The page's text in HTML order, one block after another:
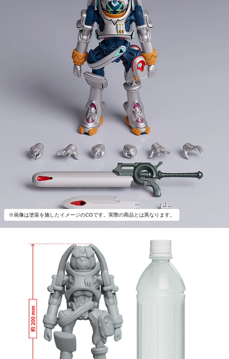
※画像は塗装を施したイメージのCGです。実際の商品とは異なります。